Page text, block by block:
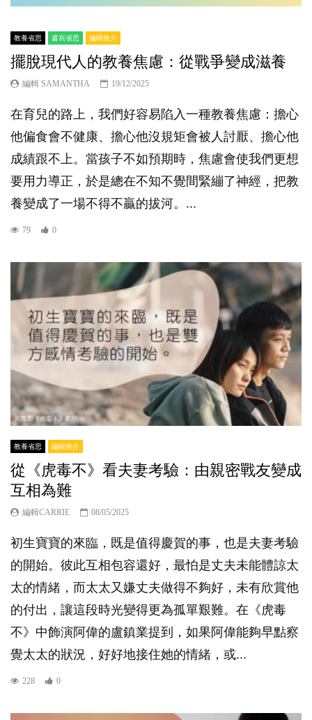
教養省思 書寫省思 編輯推介
擺脫現代人的教養焦慮：從戰爭變成滋養
編輯 SAMANTHA 19/12/2025
在育兒的路上，我們好容易陷入一種教養焦慮：擔心
他偏食會不健康、擔心他沒規矩會被人討厭、擔心他
成績跟不上。當孩子不如預期時，焦慮會使我們更想
要用力導正，於是總在不知不覺間緊繃了神經，把教
養變成了一場不得不贏的拔河。...
79 0
教養省思 編輯推介
從《虎毒不》看夫妻考驗：由親密戰友變成
互相為難
編輯CARRIE 08/05/2025
初生寶寶的來臨，既是值得慶賀的事，也是夫妻考驗
的開始。彼此互相包容還好，最怕是丈夫未能體諒太
太的情緒，而太太又嫌丈夫做得不夠好，未有欣賞他
的付出，讓這段時光變得更為孤單艱難。在《虎毒
不》中飾演阿偉的盧鎮業提到，如果阿偉能夠早點察
覺太太的狀況，好好地接住她的情緒，或...
228 0